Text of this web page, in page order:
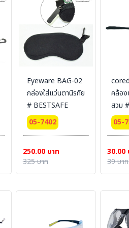
Eyeware BAG-02
กล่องใส่แว่นตานิรภัย
# BESTSAFE
05-7402
250.00 บาท
325 บาท
คล้อ
สวม
05-
30.00
39 บาท